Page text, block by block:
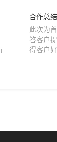
合作总结
此次为
答客户
得客户好